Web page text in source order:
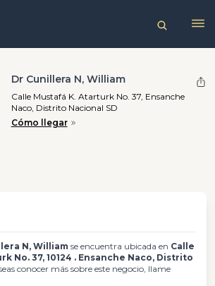
Dr Cunillera N, William
Calle Mustafá K. Atarturk No. 37, Ensanche
Naco, Distrito Nacional SD
Cómo llegar
N, William se encuentra ubicada en Calle
No. 37, 10124 . Ensanche Naco, Distrito
conocer más sobre este negocio, llame